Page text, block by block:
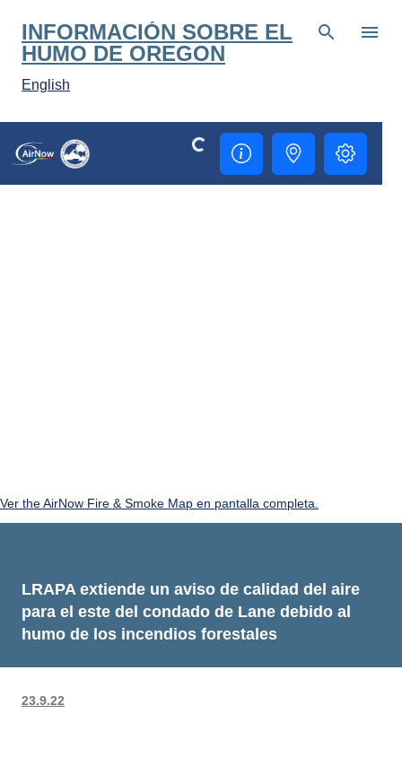
Ir al contenido principal
INFORMACIÓN SOBRE EL
HUMO DE OREGON
English
Ver the AirNow Fire & Smoke Map en pantalla completa.
LRAPA extiende un aviso de calidad del aire
para el este del condado de Lane debido al
humo de los incendios forestales
23.9.22